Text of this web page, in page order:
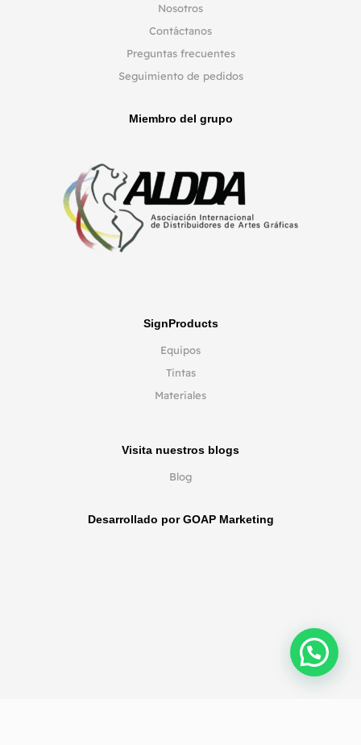
Nosotros
Contáctanos
Preguntas frecuentes
Seguimiento de pedidos
Miembro del grupo
SignProducts
Equipos
Tintas
Materiales
Desarrollado por GOAP Marketing
Visita nuestros blogs
Blog